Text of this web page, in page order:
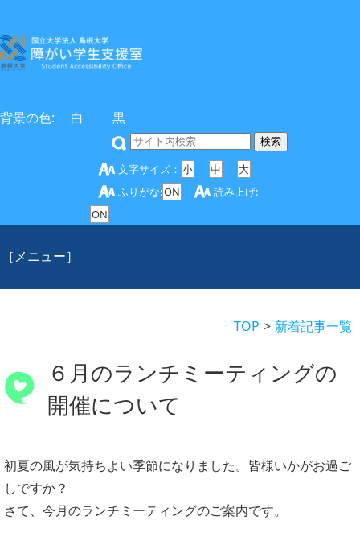
背景の色: 白 黒
文字サイズ： 小 中
大
ふりがな:ON
読み上げ:
ON
［メニュー］
TOP 新着記事一覧
６月のランチミーティングの
開催について
初夏の風が気持ちよい季節になりました。皆様いかがお過ご
しですか？
さて、今月のランチミーティングのご案内です。